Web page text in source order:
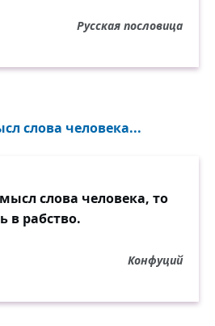
Русская пословица
слова человека...
слова человека, то
в рабство.
Конфуций